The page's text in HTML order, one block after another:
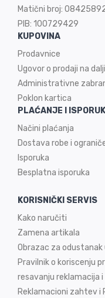
Matični broj:
PIB: 100729429
KUPOVINA
Prodavnice
Ugovor o prodaji na
Administrativne
Poklon kartica
PLAĆANJE I
Načini plaćanja
Dostava robe i
Isporuka
Besplatna isporuka
KORISNIČKI SERVIS
Kako naručiti
Zamena artikala
Obrazac za odustanak
Pravilnik o koriscenju
resavanju reklamacija
Reklamacioni zahtev i